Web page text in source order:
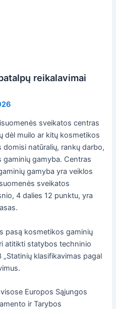
reikalavimai
sveikatos centras
dėl muilo ar kitų kosmetikos
natūralių, rankų darbo,
gamyba. Centras
gamyba yra veiklos
sveikatos
4 dalies 12 punktu, yra
pasą kosmetikos gaminių
atitikti statybos techninio
„Statinių klasifikavimas pagal
Europos Sąjungos
ir Tarybos